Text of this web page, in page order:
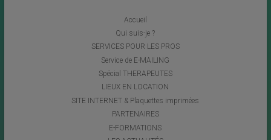
Accueil
Qui suis-je ?
SERVICES POUR LES PROS
Service de E-MAILING
Spécial THERAPEUTES
LIEUX EN LOCATION
SITE INTERNET & Plaquettes imprimées
PARTENAIRES
E-FORMATIONS